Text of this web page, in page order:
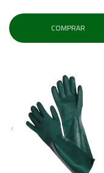
COMPRAR